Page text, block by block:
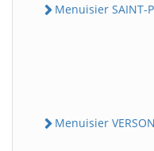
Menuisier SAINT-
Menuisier VERSON